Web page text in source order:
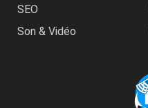
SEO
Son & Vidéo